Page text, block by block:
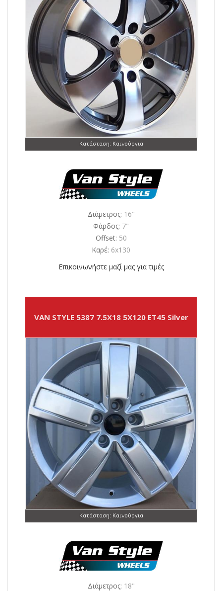
Κατάσταση: Καινούργια
Διάμετρος: 16"
Φάρδος: 7"
Offset: 50
Καρέ: 6x130
Επικοινωνήστε μαζί μας για τιμές
VAN STYLE 5387 7.5X18 5X120 ET45 Silver
Κατάσταση: Καινούργια
Διάμετρος: 18"